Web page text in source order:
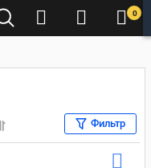
0
Фильтр